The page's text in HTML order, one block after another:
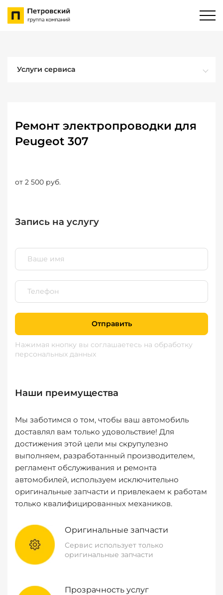
Услуги сервиса
Ремонт электропроводки для
Peugeot 307
от 2 500 руб.
Запись на услугу
Отправить
Нажимая кнопку вы соглашаетесь на обработку
персональных данных
Наши преимущества
Мы заботимся о том, чтобы ваш автомобиль
доставлял вам только удовольствие! Для
достижения этой цели мы скрупулезно
выполняем, разработанный производителем,
регламент обслуживания и ремонта
автомобилей, используем исключительно
оригинальные запчасти и привлекаем к работам
только квалифицированных механиков.
Оригинальные запчасти
Сервис использует только
оригинальные запчасти
Прозрачность услуг